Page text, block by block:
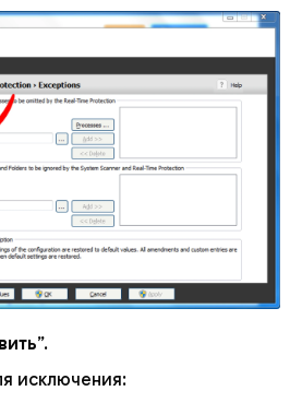
”.
исключения: